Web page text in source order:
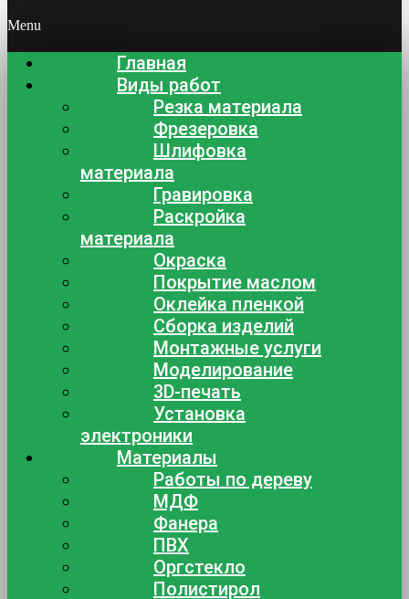
Menu
Главная
Виды работ
Резка материала
Фрезеровка
Шлифовка
материала
Гравировка
Раскройка
материала
Окраска
Покрытие маслом
Оклейка пленкой
Сборка изделий
Монтажные услуги
Моделирование
3D-печать
Установка
электроники
Материалы
Работы по дереву
МДФ
Фанера
ПВХ
Оргстекло
Полистирол